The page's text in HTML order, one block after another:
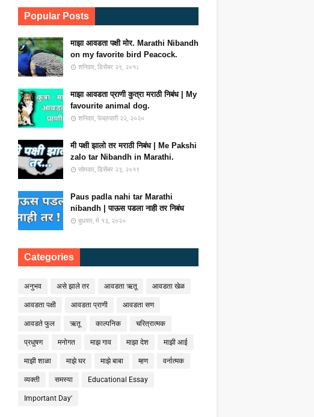
Popular Posts
माझा आवडता पक्षी मोर. Marathi Nibandh
on my favorite bird Peacock.
शनिवार, डिसेंबर २९, २०१८
माझा आवडता प्राणी कुत्रा मराठी निबंध | My
favourite animal dog.
शनिवार, फेब्रुवारी २२, २०२०
मी पक्षी झालो तर मराठी निबंध | Me Pakshi
zalo tar Nibandh in Marathi.
सोमवार, डिसेंबर २३, २०१९
Paus padla nahi tar Marathi
nibandh | पाऊस पडला नाही तर निबंध
बुधवार, मे १३, २०२०
Categories
अनुभव असे झाले तर आवडता ऋतू आवडता खेळ
आवडता पक्षी आवडता प्राणी आवडता सण
आवडते फुल ऋतू काल्पनिक चरित्रात्मक
प्रधुषण मनोगत माझ गाव माझा देश माझी आई
माझी शाळा माझे घर माझे बाबा म्हण वर्नात्मक
व्यक्ती समस्या Educational Essay
Important Day'